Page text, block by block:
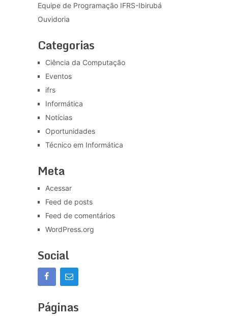
Equipe de Programação IFRS-Ibirubá
Ouvidoria
Categorias
Ciência da Computação
Eventos
ifrs
Informática
Notícias
Oportunidades
Técnico em Informática
Meta
Acessar
Feed de posts
Feed de comentários
WordPress.org
Social
Páginas